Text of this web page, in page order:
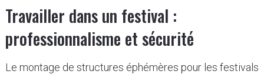
Travailler dans un festival :
professionnalisme et sécurité
Le montage de structures éphémères pour les festivals